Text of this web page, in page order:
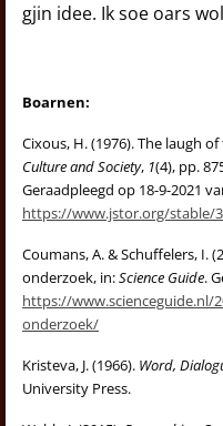
gjin idee. Ik soe oars
Boarnen:
Cixous, H. (1976). The laugh
Culture and Society, 1(4), pp.
Geraadpleegd op 18-9-2021
https://www.jstor.org/stable/
Coumans, A. & Schuffelers, I.
onderzoek, in:Science Guide.
https://www.scienceguide.nl/
onderzoek/
Kristeva, J. (1966). Word,
University Press.